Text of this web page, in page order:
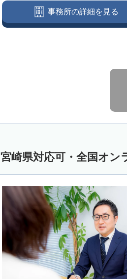
事務所の詳細を見る
宮崎県対応可・全国オン